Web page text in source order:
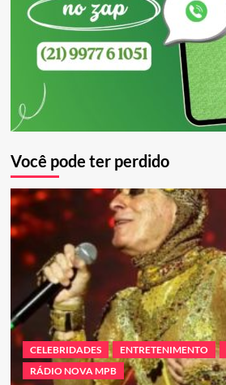
Você pode ter perdido
CELEBRIDADES ENTRETENIMENTO
RÁDIO NOVA MPB